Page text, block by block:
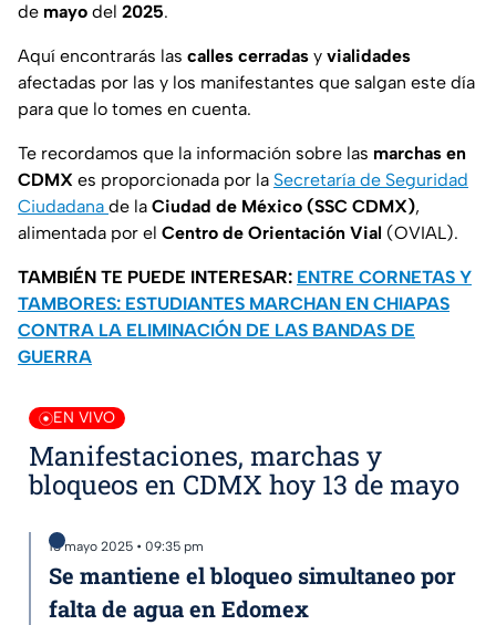
de mayo del 2025.
Aquí encontrarás las calles cerradas y vialidades
afectadas por las y los manifestantes que salgan este día
para que lo tomes en cuenta.
Te recordamos que la información sobre las marchas en
CDMX es proporcionada por la Secretaría de Seguridad
Ciudadana de la Ciudad de México (SSC CDMX),
alimentada por el Centro de Orientación Vial (OVIAL).
TAMBIÉN TE PUEDE INTERESAR: ENTRE CORNETAS Y
TAMBORES: ESTUDIANTES MARCHAN EN CHIAPAS
CONTRA LA ELIMINACIÓN DE LAS BANDAS DE
GUERRA
EN VIVO
Manifestaciones, marchas y
bloqueos en CDMX hoy 13 de mayo
13 mayo 2025 • 09:35 pm
Se mantiene el bloqueo simultaneo por
falta de agua en Edomex